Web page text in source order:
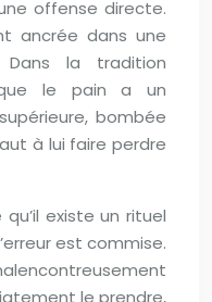
offense directe.
ancrée dans une
la tradition
le pain a un
bombée
à lui faire perdre
existe un rituel
est commise.